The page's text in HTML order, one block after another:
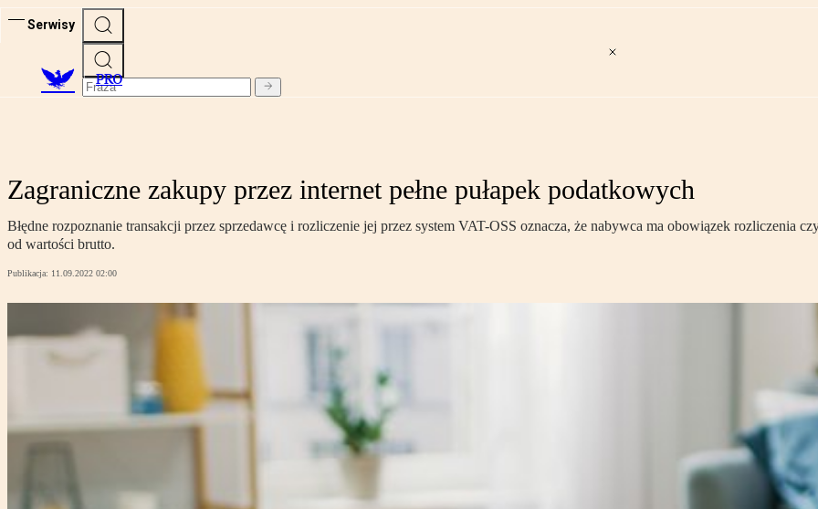
Serwisy
PRO
Zagraniczne zakupy przez internet pełne pułapek podatkowych
Błędne rozpoznanie transakcji przez sprzedawcę i rozliczenie jej przez system VAT-OSS oznacza, że nabywca ma obowiązek rozliczenia
od wartości brutto.
Publikacja: 11.09.2022 02:00